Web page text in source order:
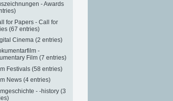
- Awards
for Papers - Call for
(67 entries)
Cinema (2 entries)
-
Film (7 entries)
Festivals (58 entries)
News (4 entries)
- -history (3